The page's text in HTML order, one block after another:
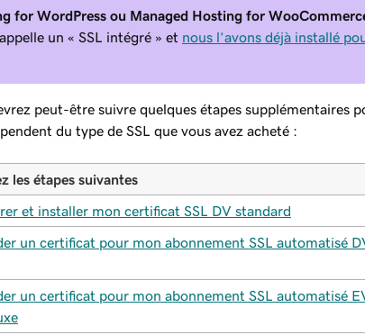
for WordPress ou Managed Hosting for
un « SSL intégré » et nous l’avons déjà installé
peut-être suivre quelques étapes supplémentaires
du type de SSL que vous avez acheté :
les étapes suivantes
et installer mon certificat SSL DV standard
un certificat pour mon abonnement SSL automatisé
un certificat pour mon abonnement SSL automatisé